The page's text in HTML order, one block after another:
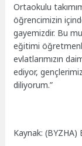
Ortaokulu
öğrencimizin
gayemizdir. Bu
eğitimi
evlatlarımızın
ediyor,
diliyorum.”
Kaynak: (BYZHA)